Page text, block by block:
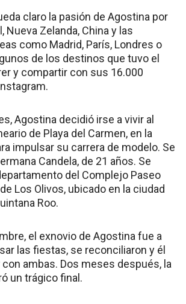
claro la pasión de Agostina por
Nueva Zelanda, China y las
como Madrid, París, Londres o
de los destinos que tuvo el
y compartir con sus 16.000
Agostina decidió irse a vivir al
de Playa del Carmen, en la
impulsar su carrera de modelo. Se
Candela, de 21 años. Se
del Complejo Paseo
Los Olivos, ubicado en la ciudad
Roo.
el exnovio de Agostina fue a
las fiestas, se reconciliaron y él
ambas. Dos meses después, la
un trágico final.